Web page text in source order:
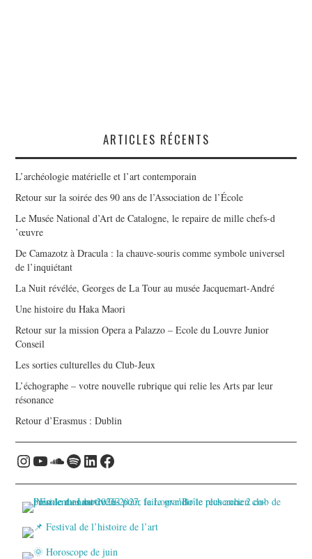
ARTICLES RÉCENTS
L’archéologie matérielle et l’art contemporain
Retour sur la soirée des 90 ans de l’Association de l’École
Le Musée National d’Art de Catalogne, le repaire de mille chefs-d
’œuvre
De Camazotz à Dracula : la chauve-souris comme symbole universel
de l’inquiétant
La Nuit révélée, Georges de La Tour au musée Jacquemart-André
Une histoire du Haka Maori
Retour sur la mission Opera a Palazzo – Ecole du Louvre Junior
Conseil
Les sorties culturelles du Club-Jeux
L’échographe – votre nouvelle rubrique qui relie les Arts par leur
résonance
Retour d’Erasmus : Dublin
Instagram
YouTube
Soundcloud
Spotify
LinkedIn
Facebook